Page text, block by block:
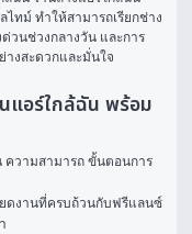
ทม์ ทำให้สามารถเรียกช่าง
ด่วนช่วงกลางวัน และการ
งสะดวกและมั่นใจ
แอร์ใกล้ฉัน พร้อม
ความสามารถ ขั้นตอนการ
ยดงานที่ครบถ้วนกับฟรีแลนซ์